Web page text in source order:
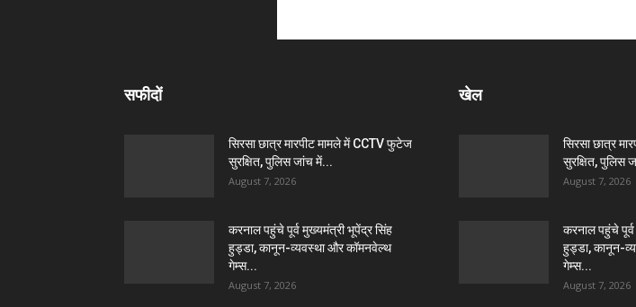
सफीदों
सिरसा छात्र मारपीट मामले में CCTV फुटेज
सुरक्षित, पुलिस जांच में...
August 7, 2026
करनाल पहुंचे पूर्व मुख्यमंत्री भूपेंद्र सिंह
हुड्डा, कानून-व्यवस्था और कॉमनवेल्थ
गेम्स...
August 7, 2026
खेल
सिरसा छात्र
सुरक्षित, पुलिस
August 7, 2026
करनाल पहुंचे
हुड्डा, कानून-
गेम्स...
August 7, 2026